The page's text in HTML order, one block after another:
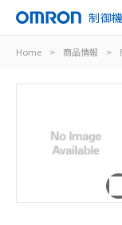
制御
Home > 商品情報 >